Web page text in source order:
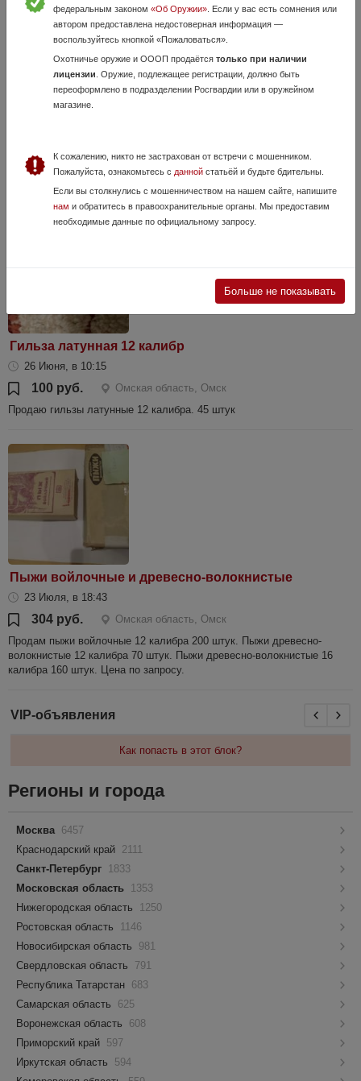
Гильзы 16 КАЛИБРА + разное
Вчера, в 11:21
состоянии калиброванные 37 штук.Барклай, навойник, весы
электронные (0,01 гр.)
Гильза латунная 12 калибр
26 Июня, в 10:15
100 руб.
Омская область, Омск
Продаю гильзы латунные 12 калибра. 45 штук
Пыжи войлочные и древесно-волокнистые
23 Июля, в 18:43
304 руб.
Омская область, Омск
Продам пыжи войлочные 12 калибра 200 штук. Пыжи древесно-
волокнистые 12 калибра 70 штук. Пыжи древесно-волокнистые 16
калибра 160 штук. Цена по запросу.
федеральным законом «Об Оружии». Если у вас есть сомнения или
автором предоставлена недостоверная информация —
воспользуйтесь кнопкой «Пожаловаться».
Охотничье оружие и ОООП продаётся только при наличии
лицензии . Оружие, подлежащее регистрации, должно быть
переоформлено в подразделении Росгвардии или в оружейном
магазине.
К сожалению, никто не застрахован от встречи с мошенником.
Пожалуйста, ознакомьтесь с даннойстатьёй и будьте бдительны.
Если вы столкнулись с мошенничеством на нашем сайте, напишите
нам и обратитесь в правоохранительные органы. Мы предоставим
необходимые данные по официальному запросу.
Больше не показывать
VIP-объявления
Как попасть в этот блок?
Регионы и города
Москва 6457
Краснодарский край 2111
Санкт-Петербург 1833
Московская область 1353
Нижегородская область
1250
Ростовская область
1146
Новосибирская область
981
Свердловская область
791
Республика Татарстан 683
Самарская область
625
Воронежская область
608
Приморский край 597
Иркутская область
594